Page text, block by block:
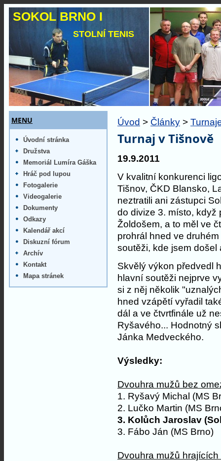
Úvod > Články >
Turnaj v Tišnově
19.9.2011
V kvalitní konkurenci
Tišnov, ČKD Blansko,
neztratili ani zástupci
do divize 3. místo, když
Žoldošem, a to měl ve
prohrál hned ve
soutěži, kde jsem došel
Skvělý výkon předvedl
hlavní soutěži nejprve
si z něj několik
hned vzápětí vyřadil
dál a ve čtvrtfinále už
Ryšavého... Hodnotný
Jánka Medveckého.
Výsledky:
Dvouhra mužů bez
1. Ryšavý Michal (MS
2. Lučko Martin (MS
3. Kolůch Jaroslav
3. Fábo Ján (MS Brno)
Dvouhra mužů
MENU
Úvodní stránka
Družstva
Memoriál Lumíra Gáška
Hráč pod lupou
Fotogalerie
Videogalerie
Dokumenty
Odkazy
Kalendář akcí
Diskuzní fórum
Archív
Kontakt
Mapa stránek
SOKOL BRNO I
STOLNÍ TENIS